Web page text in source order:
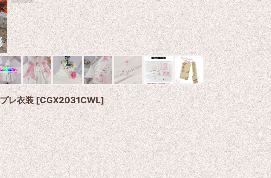
レ衣装[CGX2031CWL]